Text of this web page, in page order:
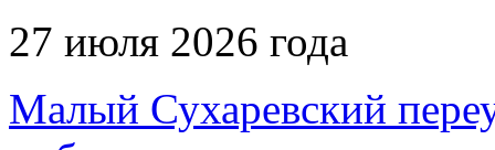
27 июля 2026 года
Малый Сухаревский